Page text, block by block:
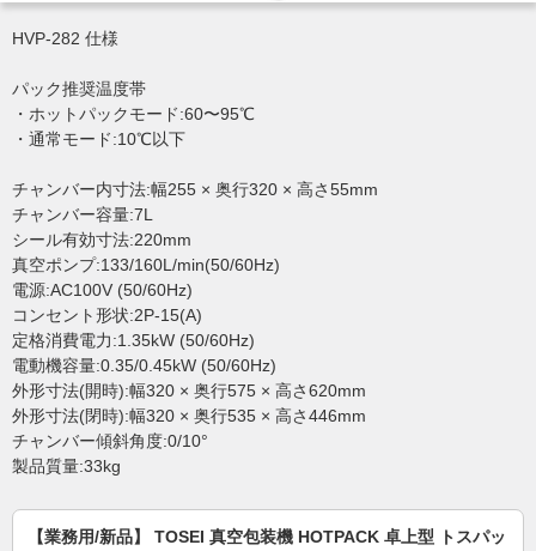
HVP-282 仕様
パック推奨温度帯
・ホットパックモード:60〜95℃
・通常モード:10℃以下
チャンバー内寸法:幅255 × 奥行320 × 高さ55mm
チャンバー容量:7L
シール有効寸法:220mm
真空ポンプ:133/160L/min(50/60Hz)
電源:AC100V (50/60Hz)
コンセント形状:2P-15(A)
定格消費電力:1.35kW (50/60Hz)
電動機容量:0.35/0.45kW (50/60Hz)
外形寸法(開時):幅320 × 奥行575 × 高さ620mm
外形寸法(閉時):幅320 × 奥行535 × 高さ446mm
チャンバー傾斜角度:0/10°
製品質量:33kg
【業務用/新品】 TOSEI 真空包装機 HOTPACK 卓上型 トスパッ